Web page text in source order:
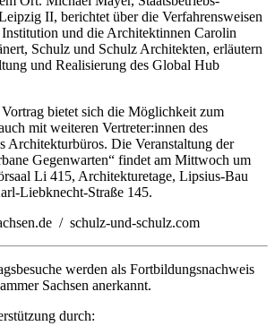
II, berichtet über die Verfahrensweisen
und die Architektinnen Carolin
Schulz und Schulz Architekten, erläutern
und Realisierung des Global Hub
bietet sich die Möglichkeit zum
mit weiteren Vertreter:innen des
Architekturbüros. Die Veranstaltung der
Gegenwarten“ findet am Mittwoch um
Li 415, Architekturetage, Lipsius-Bau
Liebknecht-Straße 145.
/ schulz-und-schulz.com
werden als Fortbildungsnachweis
Sachsen anerkannt.
durch: